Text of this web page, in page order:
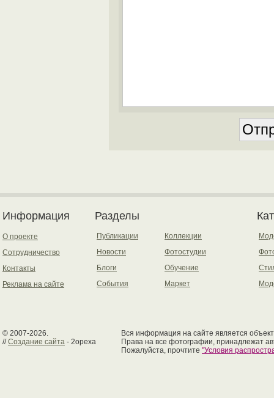
Информация
О проекте
Сотрудничество
Контакты
Реклама на сайте
Разделы
Публикации
Новости
Блоги
События
Коллекции
Фотостудии
Обучение
Маркет
© 2007-2026.
//Создание сайта - 2opexa
Вся информация на сайте является
Права на все фотографии, принадлежат
Пожалуйста, прочтите "Условия